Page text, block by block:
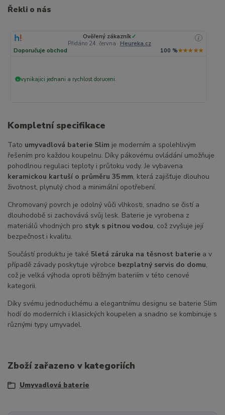
Řekli o nás
Ověřený zákazník ✓
Přidáno 24. června · Heureka.cz
i
Doporučuje obchod 100 %★★★★★
+ vynikajici jednani a rychlost doruceni.
Kompletní specifikace
Tato umyvadlová baterie Slim je moderním a spolehlivým
řešením pro každou koupelnu. Díky pákovému ovládání umožňuje
pohodlnou regulaci teploty i průtoku vody. Je vybavena
keramickou kartuší o průměru 35 mm, která zajišťuje dlouhou
životnost, plynulý chod a minimální opotřebení.
Chromovaný povrch je odolný vůči vlhkosti, snadno se čistí a
dlouhodobě si zachovává svůj lesk. Baterie je vyrobena z
materiálů vhodných pro styk s pitnou vodou, což zvyšuje její
bezpečnost i kvalitu.
Součástí produktu je také 5letá záruka na těsnost baterie a v
případě závady poskytuje výrobce bezplatný servis do domu,
což je velká výhoda oproti běžným bateriím v této cenové
kategorii.
Díky svému jednoduchému a elegantnímu designu se baterie Slim
hodí do moderních i klasických koupelen a snadno se kombinuje s
různými typy umyvadel.
Zboží zařazeno v kategoriích
Umyvadlová baterie